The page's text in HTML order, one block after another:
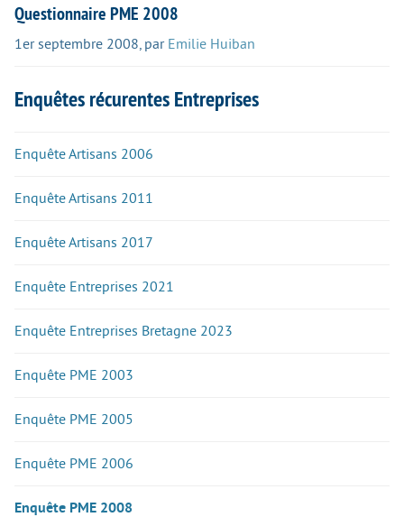
Questionnaire PME 2008
1er septembre 2008, par Emilie Huiban
Enquêtes récurentes Entreprises
Enquête Artisans 2006
Enquête Artisans 2011
Enquête Artisans 2017
Enquête Entreprises 2021
Enquête Entreprises Bretagne 2023
Enquête PME 2003
Enquête PME 2005
Enquête PME 2006
Enquête PME 2008